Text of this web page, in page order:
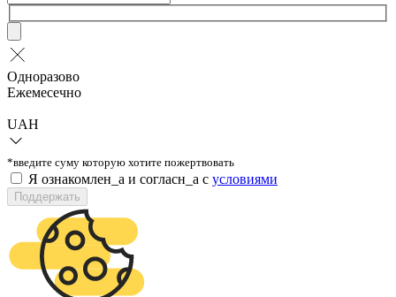
Одноразово
Ежемесечно
UAH
*введите суму которую хотите пожертвовать
Я ознакомлен_а и согласн_а c условиями
Поддержать